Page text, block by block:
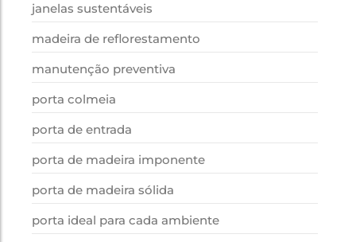
janelas sustentáveis
madeira de reflorestamento
manutenção preventiva
porta colmeia
porta de entrada
porta de madeira imponente
porta de madeira sólida
porta ideal para cada ambiente